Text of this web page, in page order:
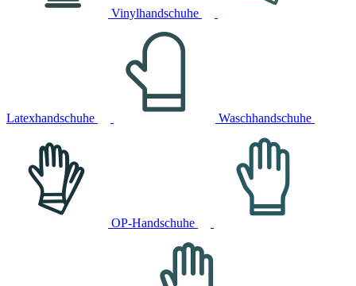
Vinylhandschuhe
Latexhandschuhe Waschhandschuhe
OP-Handschuhe